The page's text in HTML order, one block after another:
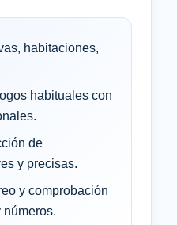
habitaciones,
habituales con
de
y precisas.
y comprobación
números.